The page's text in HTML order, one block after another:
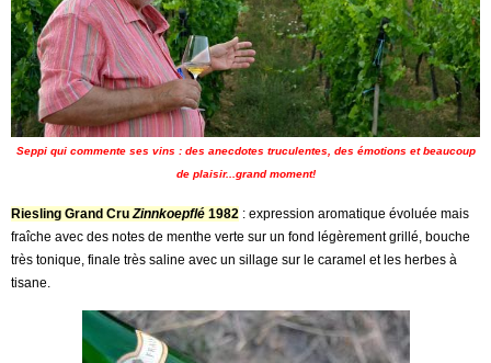
Seppi qui commente ses vins : des anecdotes truculentes, des émotions et beaucoup
de plaisir...grand moment!
Riesling Grand CruZinnkoepflé 1982 : expression aromatique évoluée mais
fraîche avec des notes de menthe verte sur un fond légèrement grillé, bouche
très tonique, finale très saline avec un sillage sur le caramel et les herbes à
tisane.